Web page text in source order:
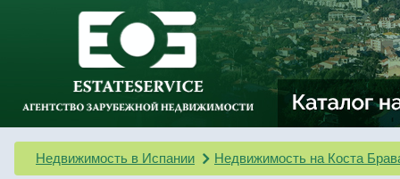
Недвижимость в Испании Недвижимость на Коста